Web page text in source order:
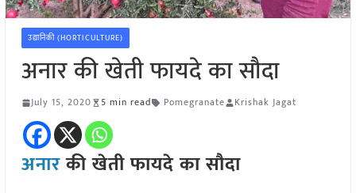
उद्यानिकी (HORTICULTURE)
अनार की खेती फायदे का सौदा
July 15, 2020 5 min read Pomegranate Krishak Jagat
अनारकी खेती फायदे का सौदा